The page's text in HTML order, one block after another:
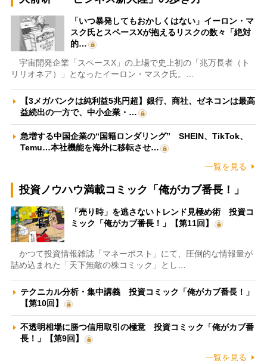
「いつ暴発してもおかしくはない」イーロン・マ
スク氏とスペースXが抱えるリスクの数々「絶対
的…
宇宙開発企業「スペースX」の上場で史上初の「兆万長者（ト
リリオネア）」となったイーロン・マスク氏。…
【3メガバンクは純利益5兆円超】銀行、商社、ゼネコンは最高
益続出の一方で、中小企業・…
急増する中国企業の“国籍ロンダリング” SHEIN、TikTok、
Temu…本社機能を海外に移転させ…
一覧を見る
投資ノウハウ満載コミック「俺がカブ番長！」
「売り時」を逃さないトレンド見極め術 投資コ
ミック「俺がカブ番長！」【第11回】
かつて投資情報雑誌「マネーポスト」にて、圧倒的な情報量が
詰め込まれた「天下無敵の株コミック」とし…
テクニカル分析・集中講義 投資コミック「俺がカブ番長！」
【第10回】
不透明相場に勝つ信用取引の極意 投資コミック「俺がカブ番
長！」【第9回】
一覧を見る